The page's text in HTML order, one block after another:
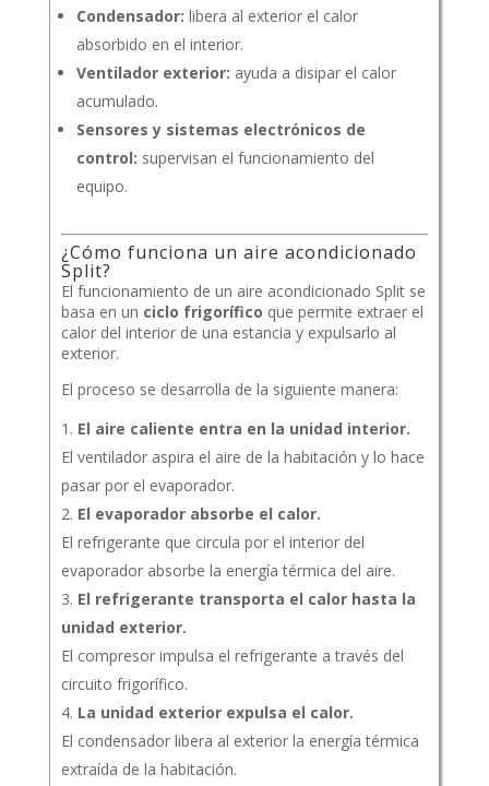
Condensador: libera al exterior el calor
absorbido en el interior.
Ventilador exterior: ayuda a disipar el calor
acumulado.
Sensores y sistemas electrónicos de
control: supervisan el funcionamiento del
equipo.
¿Cómo funciona un aire acondicionado
Split?
El funcionamiento de un aire acondicionado Split se
basa en un ciclo frigorífico que permite extraer el
calor del interior de una estancia y expulsarlo al
exterior.
El proceso se desarrolla de la siguiente manera:
El aire caliente entra en la unidad interior.
El ventilador aspira el aire de la habitación y lo hace
pasar por el evaporador.
El evaporador absorbe el calor.
El refrigerante que circula por el interior del
evaporador absorbe la energía térmica del aire.
El refrigerante transporta el calor hasta la
unidad exterior.
El compresor impulsa el refrigerante a través del
circuito frigorífico.
La unidad exterior expulsa el calor.
El condensador libera al exterior la energía térmica
extraída de la habitación.